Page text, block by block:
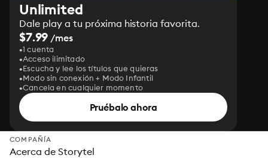
Unlimited
Dale play a tu próxima historia favorita.
$7.99 /mes
1 cuenta
Acceso ilimitado
Escucha y lee los títulos que quieras
Modo sin conexión + Modo Infantil
Cancela en cualquier momento
Pruébalo ahora
COMPAÑÍA
Acerca de Storytel